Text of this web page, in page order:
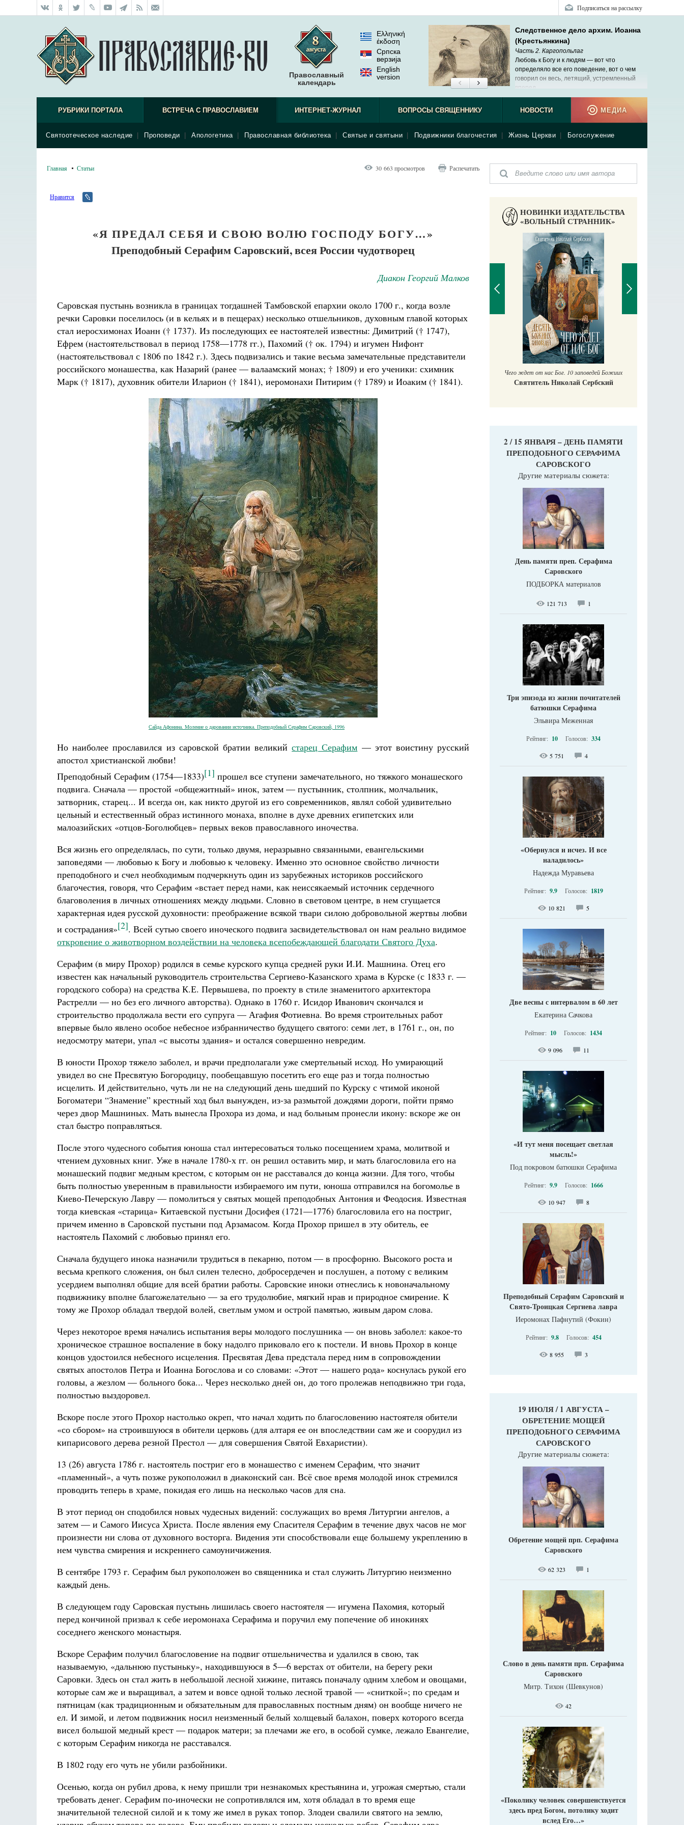
Подписаться на рассылку
Православный
календарь
Ελληνική
έκδοση
Српска
верзиjа
English
version
Следственное дело архим. Иоанна
(Крестьянкина)
Часть 2. Каргопольлаг
Любовь к Богу и к людям — вот что
определяло все его поведение, вот о чем
говорил он весь, летящий, устремленный
вперед.
РУБРИКИ ПОРТАЛА ВСТРЕЧА С ПРАВОСЛАВИЕМ
Святоотеческое наследие Проповеди Апологетика Православная библиотека Святые и святыни Подвижники благочестия Жизнь Церкви Богослужение
ИНТЕРНЕТ-ЖУРНАЛ ВОПРОСЫ СВЯЩЕННИКУ НОВОСТИ МЕДИА
Главная Статьи 30 663 просмотров Распечатать
Нравится
«Я ПРЕДАЛ СЕБЯ И СВОЮ ВОЛЮ ГОСПОДУ БОГУ…»
Преподобный Серафим Саровский, всея России чудотворец
Диакон Георгий Малков
Саровская пустынь возникла в границах тогдашней Тамбовской епархии около 1700 г., когда возле
речки Саровки поселилось (и в кельях и в пещерах) несколько отшельников, духовным главой которых
стал иеросхимонах Иоанн († 1737). Из последующих ее настоятелей известны: Димитрий († 1747),
Ефрем (настоятельствовал в период 1758—1778 гг.), Пахомий († ок. 1794) и игумен Нифонт
(настоятельствовал с 1806 по 1842 г.). Здесь подвизались и такие весьма замечательные представители
российского монашества, как Назарий (ранее — валаамский монах; † 1809) и его ученики: схимник
Марк († 1817), духовник обители Иларион († 1841), иеромонахи Питирим († 1789) и Иоаким († 1841).
Сайда Афонина. Моление о даровании источника. Преподобный Серафим Саровский, 1996
Но наиболее прославился из саровской братии великийстарец Серафим — этот воистину русский
апостол христианской любви!
Преподобный Серафим (1754—1833)[1] прошел все ступени замечательного, но тяжкого монашеского
подвига. Сначала — простой «общежитный» инок, затем — пустынник, столпник, молчальник,
затворник, старец... И всегда он, как никто другой из его современников, являл собой удивительно
цельный и естественный образ истинного монаха, вполне в духе древних египетских или
малоазийских «отцов-Боголюбцев» первых веков православного иночества.
Вся жизнь его определялась, по сути, только двумя, неразрывно связанными, евангельскими
заповедями — любовью к Богу и любовью к человеку. Именно это основное свойство личности
преподобного и счел необходимым подчеркнуть один из зарубежных историков российского
благочестия, говоря, что Серафим «встает перед нами, как неиссякаемый источник сердечного
благоволения в личных отношениях между людьми. Словно в световом центре, в нем сгущается
характерная идея русской духовности: преображение всякой твари силою добровольной жертвы любви
и сострадания»[2]. Всей сутью своего иноческого подвига засвидетельствовал он нам реально видимое
откровение о животворном воздействии на человека всепобеждающей благодати Святого Духа.
Серафим (в миру Прохор) родился в семье курского купца средней руки И.И. Машнина. Отец его
известен как начальный руководитель строительства Сергиево-Казанского храма в Курске (с 1833 г. —
городского собора) на средства К.Е. Первышева, по проекту в стиле знаменитого архитектора
Растрелли — но без его личного авторства). Однако в 1760 г. Исидор Иванович скончался и
строительство продолжала вести его супруга — Агафия Фотиевна. Во время строительных работ
впервые было явлено особое небесное избранничество будущего святого: семи лет, в 1761 г., он, по
недосмотру матери, упал «с высоты здания» и остался совершенно невредим.
В юности Прохор тяжело заболел, и врачи предполагали уже смертельный исход. Но умирающий
увидел во сне Пресвятую Богородицу, пообещавшую посетить его еще раз и тогда полностью
исцелить. И действительно, чуть ли не на следующий день шедший по Курску с чтимой иконой
Богоматери “Знамение” крестный ход был вынужден, из-за размытой дождями дороги, пойти прямо
через двор Машниных. Мать вынесла Прохора из дома, и над больным пронесли икону: вскоре же он
стал быстро поправляться.
После этого чудесного события юноша стал интересоваться только посещением храма, молитвой и
чтением духовных книг. Уже в начале 1780-х гг. он решил оставить мир, и мать благословила его на
монашеский подвиг медным крестом, с которым он не расставался до конца жизни. Для того, чтобы
быть полностью уверенным в правильности избираемого им пути, юноша отправился на богомолье в
Киево-Печерскую Лавру — помолиться у святых мощей преподобных Антония и Феодосия. Известная
тогда киевская «старица» Китаевской пустыни Досифея (1721—1776) благословила его на постриг,
причем именно в Саровской пустыни под Арзамасом. Когда Прохор пришел в эту обитель, ее
настоятель Пахомий с любовью принял его.
Сначала будущего инока назначили трудиться в пекарню, потом — в просфорню. Высокого роста и
весьма крепкого сложения, он был силен телесно, добросердечен и послушен, а потому с великим
усердием выполнял общие для всей братии работы. Саровские иноки отнеслись к новоначальному
подвижнику вполне благожелательно — за его трудолюбие, мягкий нрав и природное смирение. К
тому же Прохор обладал твердой волей, светлым умом и острой памятью, живым даром слова.
Через некоторое время начались испытания веры молодого послушника — он вновь заболел: какое-то
хроническое страшное воспаление в боку надолго приковало его к постели. И вновь Прохор в конце
концов удостоился небесного исцеления. Пресвятая Дева предстала перед ним в сопровождении
святых апостолов Петра и Иоанна Богослова и со словами: «Этот — нашего рода» коснулась рукой его
головы, а жезлом — больного бока... Через несколько дней он, до того пролежав неподвижно три года,
полностью выздоровел.
Вскоре после этого Прохор настолько окреп, что начал ходить по благословению настоятеля обители
«со сбором» на строившуюся в обители церковь (для алтаря ее он впоследствии сам же и соорудил из
кипарисового дерева резной Престол — для совершения Святой Евхаристии).
13 (26) августа 1786 г. настоятель постриг его в монашество с именем Серафим, что значит
«пламенный», а чуть позже рукоположил в диаконский сан. Всё свое время молодой инок стремился
проводить теперь в храме, покидая его лишь на несколько часов для сна.
В этот период он сподобился новых чудесных видений: сослужащих во время Литургии ангелов, а
затем — и Самого Иисуса Христа. После явления ему Спасителя Серафим в течение двух часов не мог
произнести ни слова от духовного восторга. Видения эти способствовали еще большему укреплению в
нем чувства смирения и искреннего самоуничижения.
В сентябре 1793 г. Серафим был рукоположен во священника и стал служить Литургию неизменно
каждый день.
В следующем году Саровская пустынь лишилась своего настоятеля — игумена Пахомия, который
перед кончиной призвал к себе иеромонаха Серафима и поручил ему попечение об инокинях
соседнего женского монастыря.
Вскоре Серафим получил благословение на подвиг отшельничества и удалился в свою, так
называемую, «дальнюю пустыньку», находившуюся в 5—6 верстах от обители, на берегу реки
Саровки. Здесь он стал жить в небольшой лесной хижине, питаясь поначалу одним хлебом и овощами,
которые сам же и выращивал, а затем и вовсе одной только лесной травой — «сниткой»; по средам и
пятницам (как традиционным и обязательным для православных постным дням) он вообще ничего не
ел. И зимой, и летом подвижник носил неизменный белый холщевый балахон, поверх которого всегда
висел большой медный крест — подарок матери; за плечами же его, в особой сумке, лежало Евангелие,
с которым Серафим никогда не расставался.
В 1802 году его чуть не убили разбойники.
Осенью, когда он рубил дрова, к нему пришли три незнакомых крестьянина и, угрожая смертью, стали
требовать денег. Серафим по-иночески не сопротивлялся им, хотя обладал в то время еще
значительной телесной силой и к тому же имел в руках топор. Злодеи свалили святого на землю,
НОВИНКИ ИЗДАТЕЛЬСТВА
«ВОЛЬНЫЙ СТРАННИК»
Фредерика де Грааф Как найти своё место в жизни
Кирилл Мурышев
Великомученик Георгий Победоносец. Научись у
святого
Роман Котов Чего ждет от нас Бог. 10 заповедей Божиих
Святитель Николай Сербский
2 / 15 ЯНВАРЯ – ДЕНЬ ПАМЯТИ
ПРЕПОДОБНОГО СЕРАФИМА
САРОВСКОГО
Другие материалы сюжета:
День памяти преп. Серафима
Саровского
ПОДБОРКА материалов
121 713 1
Три эпизода из жизни почитателей
батюшки Серафима
Эльвира Меженная
Рейтинг: 10 Голосов: 334
5 751 4
«Обернулся и исчез. И все
наладилось»
Надежда Муравьева
Рейтинг: 9.9 Голосов: 1819
10 821 5
Две весны с интервалом в 60 лет
Екатерина Сачкова
Рейтинг: 10 Голосов: 1434
9 096 11
«И тут меня посещает светлая
мысль!»
Под покровом батюшки Серафима
Рейтинг: 9.9 Голосов: 1666
10 947 8
Преподобный Серафим Саровский и
Свято-Троицкая Сергиева лавра
Иеромонах Пафнутий (Фокин)
Рейтинг: 9.8 Голосов: 454
8 955 3
19 ИЮЛЯ / 1 АВГУСТА –
ОБРЕТЕНИЕ МОЩЕЙ
ПРЕПОДОБНОГО СЕРАФИМА
САРОВСКОГО
Другие материалы сюжета:
Обретение мощей прп. Серафима
Саровского
62 323 1
Слово в день памяти прп. Серафима
Саровского
Митр. Тихон (Шевкунов)
42
«Поколику человек совершенствуется
здесь пред Богом, потолику ходит
вслед Его…»